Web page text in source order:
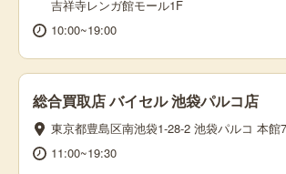
吉祥寺レンガ館モール1F
10:00~19:00
総合買取店 バイセル 池袋パルコ店
東京都豊島区南池袋1-28-2 池袋パルコ 本館
11:00~19:30